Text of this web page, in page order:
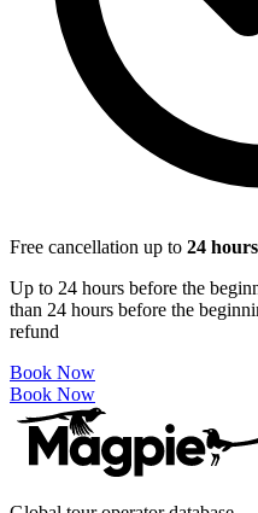
Free cancellation up to 24 hours
Up to 24 hours before the
than 24 hours before the
refund
Book Now
Book Now